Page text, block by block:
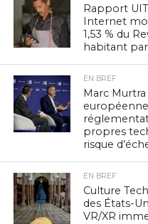
Rapport
Internet
1,53 % du
habitant
EN BREF
Marc
propres
risque
EN BREF
Culture
des États-
VR/XR